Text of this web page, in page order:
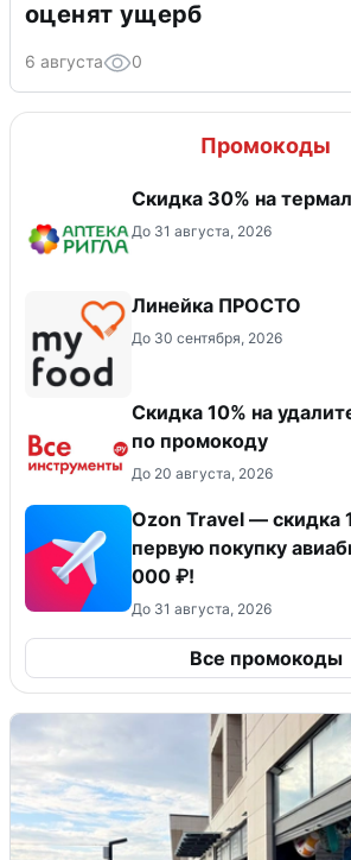
оценят ущерб
6 августа 0
Промокоды
Скидка 30% на
До 31 августа, 2026
Линейка ПРОСТО
До 30 сентября, 2026
Скидка 10% на
по промокоду
До 20 августа, 2026
Ozon Travel — скидка
первую покупку
000 ₽!
До 31 августа, 2026
Все промокоды